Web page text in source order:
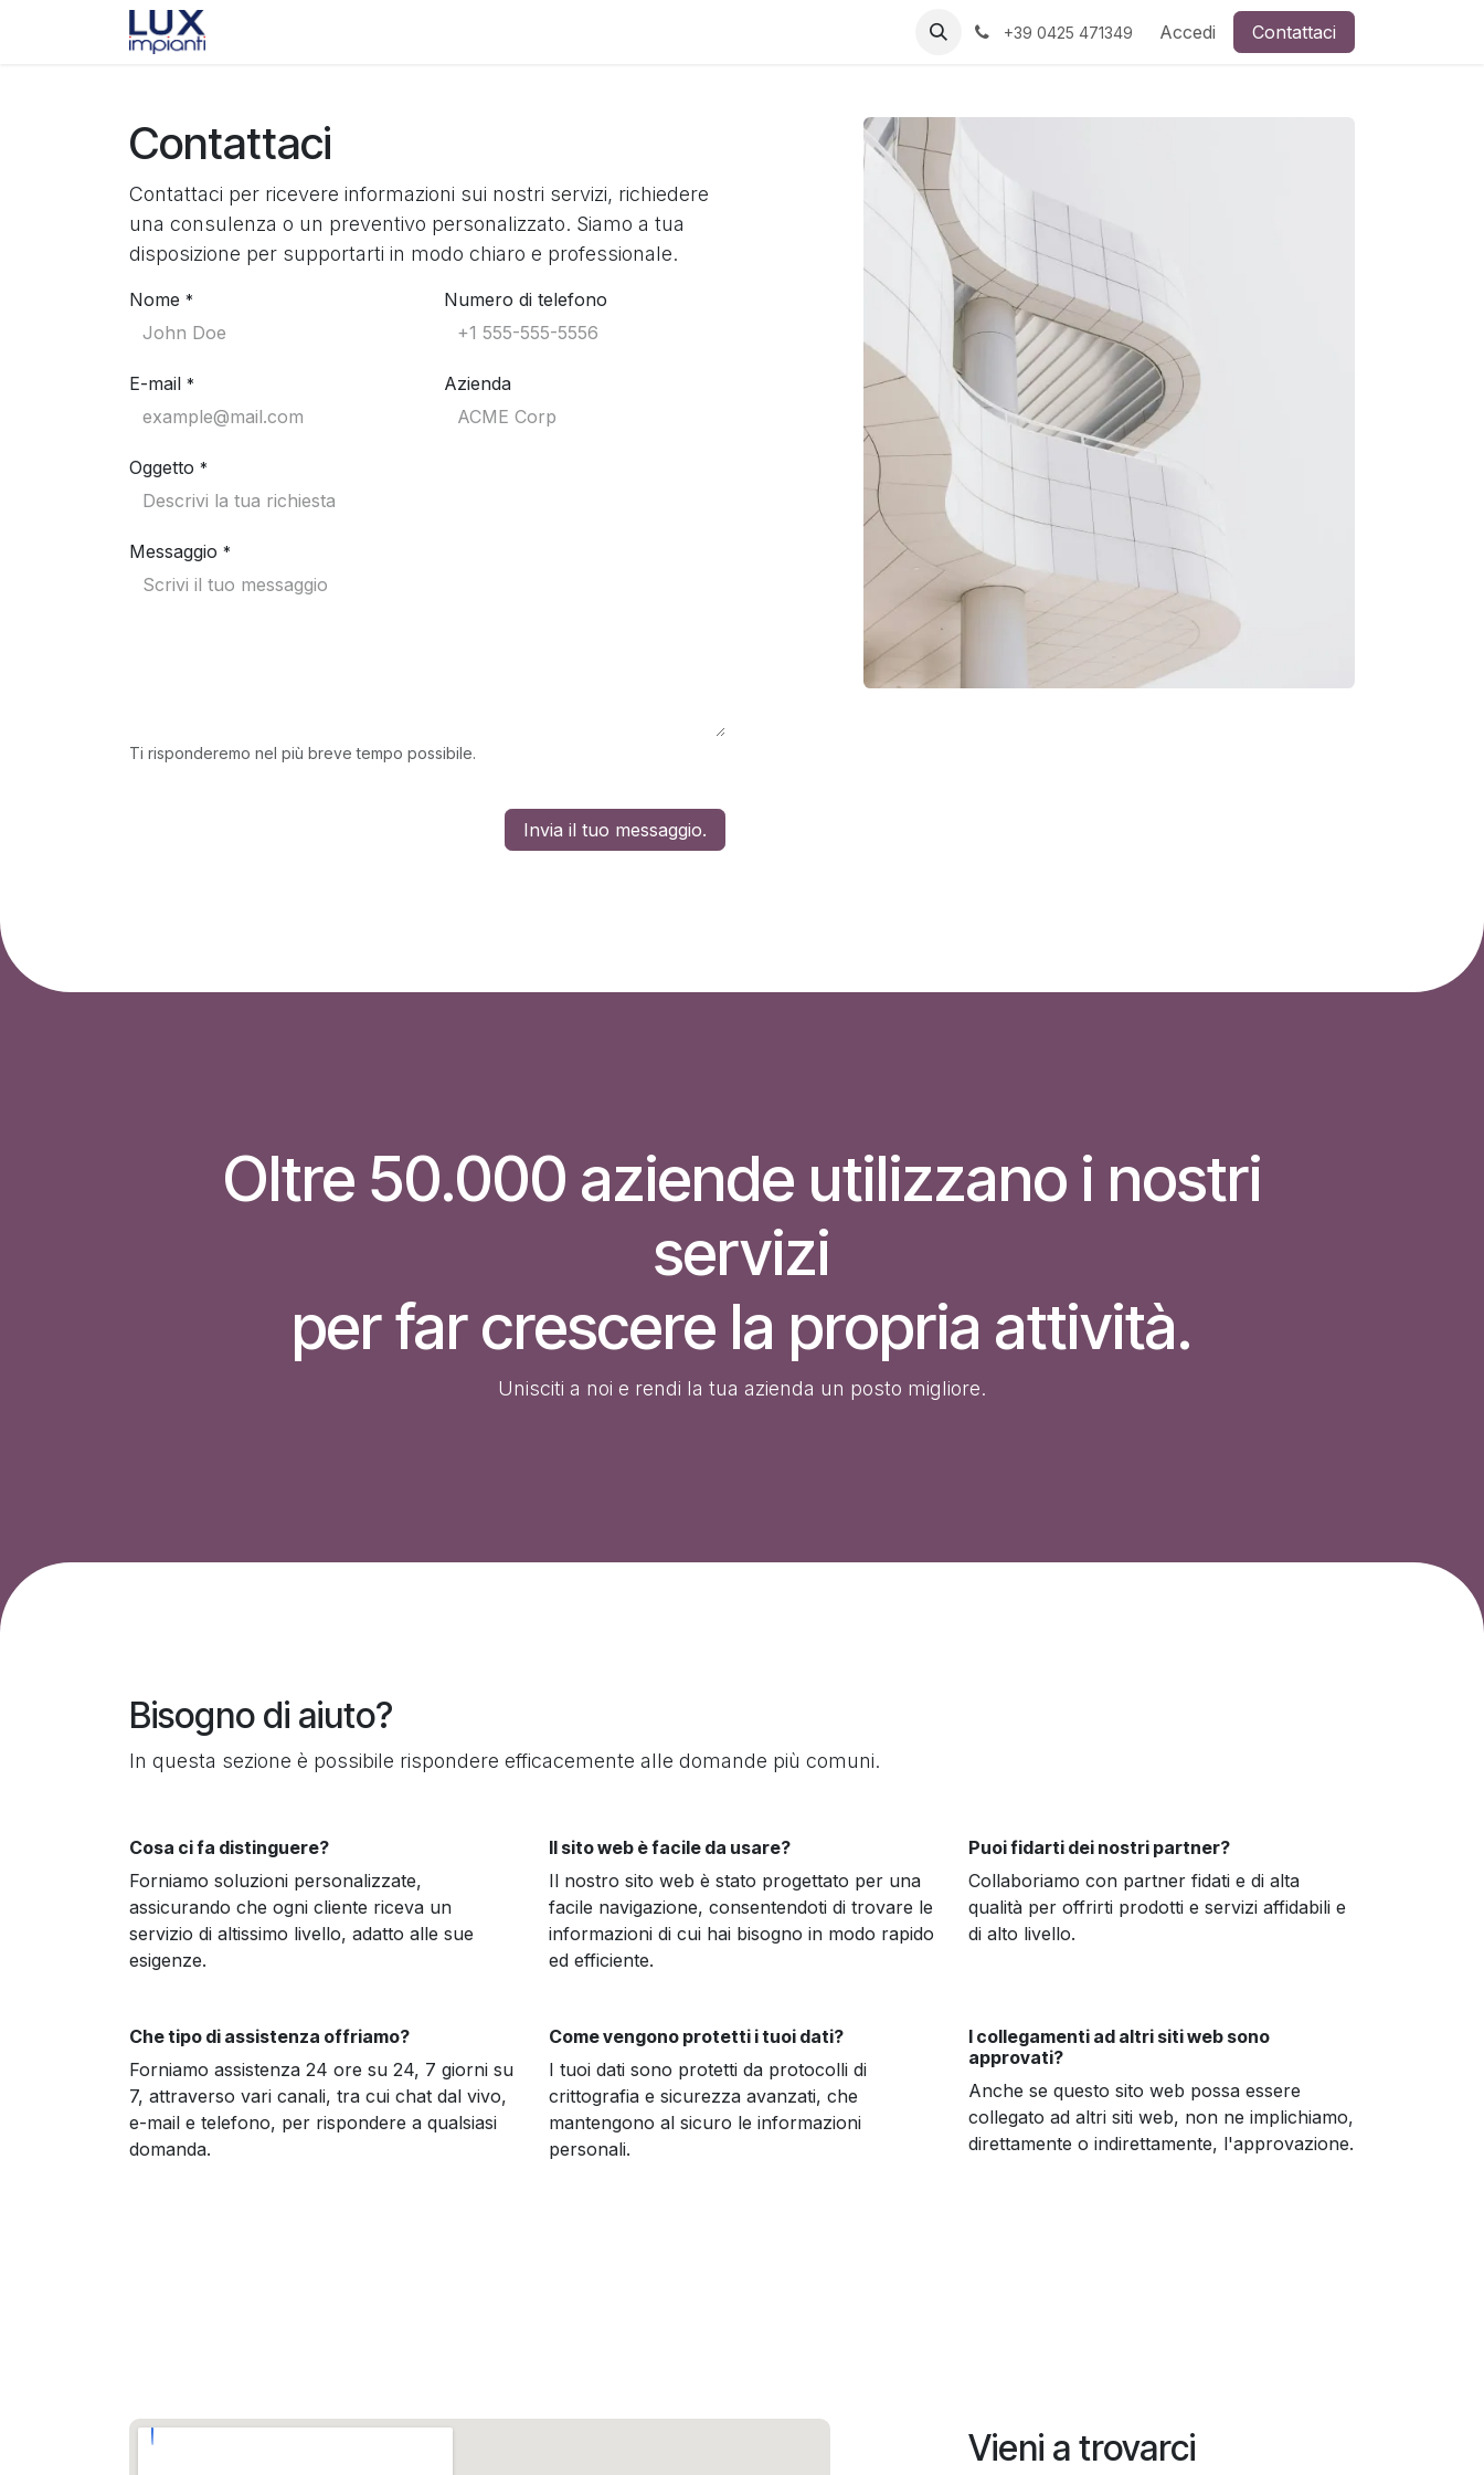
Passa al contenuto
+39 0425 471349 Accedi Contattaci
Contattaci
Contattaci per ricevere informazioni sui nostri servizi, richiedere
una consulenza o un preventivo personalizzato. Siamo a tua
disposizione per supportarti in modo chiaro e professionale.
Nome * Numero di telefono
E-mail * Azienda
Oggetto *
Messaggio *
Ti risponderemo nel più breve tempo possibile.
Invia il tuo messaggio.
Oltre 50.000 aziende utilizzano i nostri
servizi
per far crescere la propria attività.
Unisciti a noi e rendi la tua azienda un posto migliore.
Bisogno di aiuto?
In questa sezione è possibile rispondere efficacemente alle domande più comuni.
Cosa ci fa distinguere?
Forniamo soluzioni personalizzate,
assicurando che ogni cliente riceva un
servizio di altissimo livello, adatto alle sue
esigenze.
Il sito web è facile da usare?
Il nostro sito web è stato progettato per una
facile navigazione, consentendoti di trovare le
informazioni di cui hai bisogno in modo rapido
ed efficiente.
Puoi fidarti dei nostri partner?
Collaboriamo con partner fidati e di alta
qualità per offrirti prodotti e servizi affidabili e
di alto livello.
Che tipo di assistenza offriamo?
Forniamo assistenza 24 ore su 24, 7 giorni su
7, attraverso vari canali, tra cui chat dal vivo,
e-mail e telefono, per rispondere a qualsiasi
domanda.
Come vengono protetti i tuoi dati?
I tuoi dati sono protetti da protocolli di
crittografia e sicurezza avanzati, che
mantengono al sicuro le informazioni
personali.
I collegamenti ad altri siti web sono
approvati?
Anche se questo sito web possa essere
collegato ad altri siti web, non ne implichiamo,
direttamente o indirettamente, l'approvazione.
Vieni a trovarci